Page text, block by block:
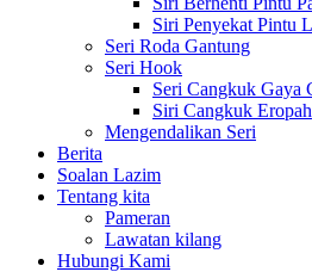
Siri Penyekat Pintu
Seri Roda Gantung
Seri Hook
Seri Cangkuk Gaya
Siri Cangkuk Eropah
Mengendalikan Seri
Berita
Soalan Lazim
Tentang kita
Pameran
Lawatan kilang
Hubungi Kami